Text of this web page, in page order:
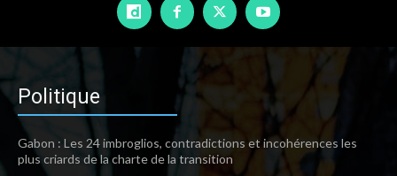
Politique
Gabon : Les 24 imbroglios, contradictions et incohérences les
plus criards de la charte de la transition